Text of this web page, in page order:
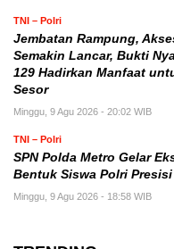
TNI – Polri
Jembatan Rampung,
Semakin Lancar, Bukti
129 Hadirkan Manfaat
Sesor
Minggu, 9 Agu 2026 - 20:02 WIB
TNI – Polri
SPN Polda Metro Gelar
Bentuk Siswa Polri
Minggu, 9 Agu 2026 - 18:58 WIB